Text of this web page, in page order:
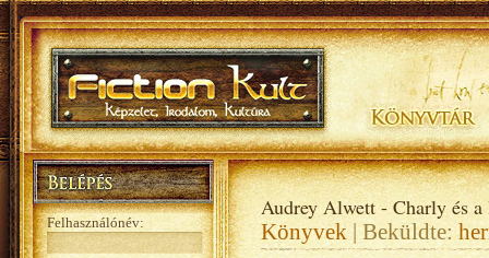
Felhasználónév:
Audrey Alwett - Charly és
Könyvek | Beküldte: